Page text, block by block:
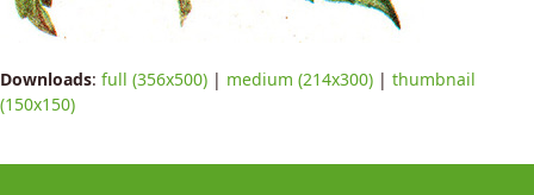
Downloads: full (356x500) | medium (214x300) | thumbnail
(150x150)